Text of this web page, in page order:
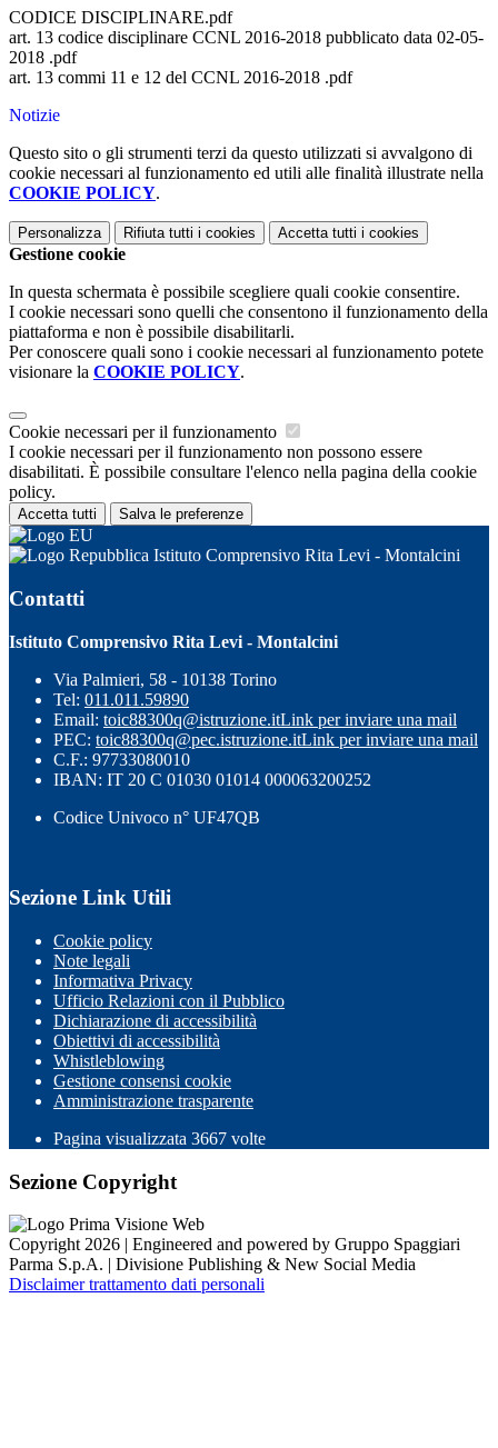
CODICE DISCIPLINARE.pdf
art. 13 codice disciplinare CCNL 2016-2018 pubblicato data 02-05-
2018 .pdf
art. 13 commi 11 e 12 del CCNL 2016-2018 .pdf
Notizie
Questo sito o gli strumenti terzi da questo utilizzati si avvalgono di
cookie necessari al funzionamento ed utili alle finalità illustrate nella
COOKIE POLICY.
Personalizza Rifiuta tutti i cookies Accetta tutti i cookies
Gestione cookie
In questa schermata è possibile scegliere quali cookie consentire.
I cookie necessari sono quelli che consentono il funzionamento della
piattaforma e non è possibile disabilitarli.
Per conoscere quali sono i cookie necessari al funzionamento potete
visionare la COOKIE POLICY.
Cookie necessari per il funzionamento
I cookie necessari per il funzionamento non possono essere
disabilitati. È possibile consultare l'elenco nella pagina della cookie
policy.
Accetta tutti Salva le preferenze
Istituto Comprensivo Rita Levi - Montalcini
Contatti
Istituto Comprensivo Rita Levi - Montalcini
Via Palmieri, 58 - 10138 Torino
Tel: 011.011.59890
Email: toic88300q@istruzione.itLink per inviare una mail
PEC: toic88300q@pec.istruzione.itLink per inviare una mail
C.F.: 97733080010
IBAN: IT 20 C 01030 01014 000063200252
Codice Univoco n° UF47QB
Sezione Link Utili
Cookie policy
Note legali
Informativa Privacy
Ufficio Relazioni con il Pubblico
Dichiarazione di accessibilità
Obiettivi di accessibilità
Whistleblowing
Gestione consensi cookie
Amministrazione trasparente
Pagina visualizzata 3667 volte
Sezione Copyright
Copyright 2026 | Engineered and powered by Gruppo Spaggiari
Parma S.p.A. | Divisione Publishing & New Social Media
Disclaimer trattamento dati personali